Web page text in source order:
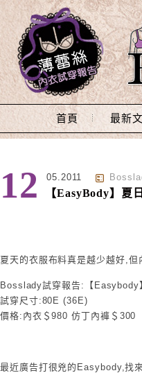
Main Menu
首頁 最新
12 05.2011
【EasyBody】
夏天的衣服布料真是越少越好,
Bosslady試穿報告:【Easybody
試穿尺寸:80E (36E)
價格:內衣＄980 仿丁內褲＄300
最近廣告打很兇的Easybody,找